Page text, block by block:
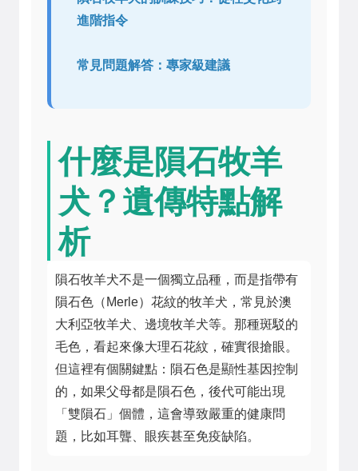
進階指令
常見問題解答：專家級建議
什麼是隕石牧羊
犬？遺傳特點解
析
隕石牧羊犬不是一個獨立品種，而是指帶有
隕石色（Merle）花紋的牧羊犬，常見於澳
大利亞牧羊犬、邊境牧羊犬等。那種斑駁的
毛色，看起來像大理石花紋，確實很搶眼。
但這裡有個關鍵點：隕石色是顯性基因控制
的，如果父母都是隕石色，後代可能出現
「雙隕石」個體，這會導致嚴重的健康問
題，比如耳聾、眼疾甚至免疫缺陷。